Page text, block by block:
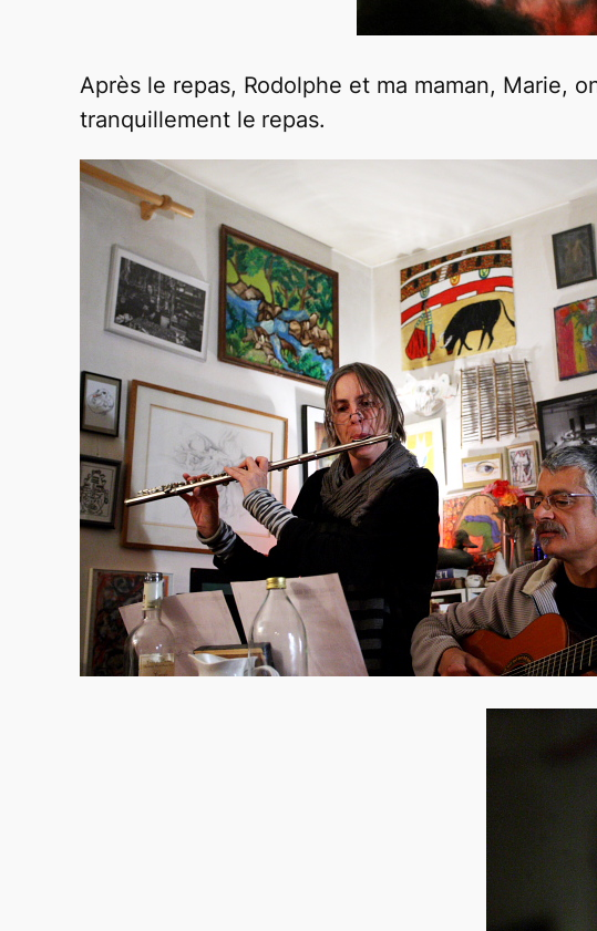
Après le repas, Rodolphe et ma maman, Marie,
tranquillement le repas.